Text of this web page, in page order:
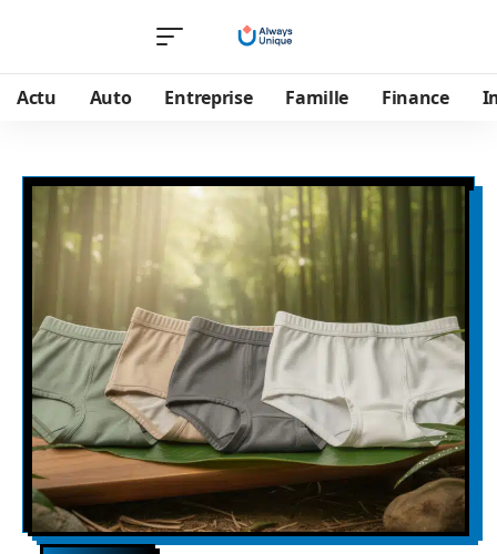
Actu Auto Entreprise Famille Finance